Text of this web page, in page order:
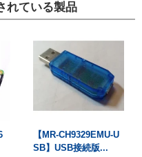
れている製品
【MR-CH9329EMU-U
SB】USB接続版...